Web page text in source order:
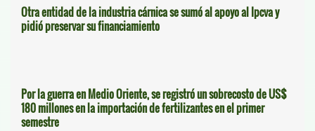
Otra entidad de la industria cárnica se sumó al apoyo al Ipcva y
pidió preservar su financiamiento
Por la guerra en Medio Oriente, se registró un sobrecosto de US$
180 millones en la importación de fertilizantes en el primer
semestre